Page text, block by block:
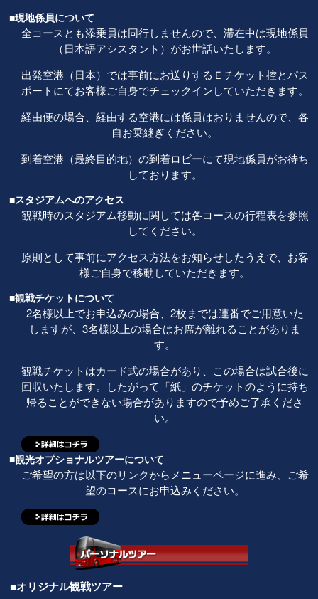
■現地係員について
全コースとも添乗員は同行しませんので、滞在中は現地係員
（日本語アシスタント）がお世話いたします。
出発空港（日本）では事前にお送りするＥチケット控とパス
ポートにてお客様ご自身でチェックインしていただきます。
経由便の場合、経由する空港には係員はおりませんので、各
自お乗継ぎください。
到着空港（最終目的地）の到着ロビーにて現地係員がお待ち
しております。
■スタジアムへのアクセス
観戦時のスタジアム移動に関しては各コースの行程表を参照
してください。
原則として事前にアクセス方法をお知らせしたうえで、お客
様ご自身で移動していただきます。
■観戦チケットについて
2名様以上でお申込みの場合、2枚までは連番でご用意いた
しますが、3名様以上の場合はお席が離れることがありま
す。
観戦チケットはカード式の場合があり、この場合は試合後に
回収いたします。したがって「紙」のチケットのように持ち
帰ることができない場合がありますので予めご了承くださ
い。
■観光オプショナルツアーについて
ご希望の方は以下のリンクからメニューページに進み、ご希
望のコースにお申込みください。
■オリジナル観戦ツアー